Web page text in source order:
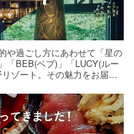
や過ごし方にあわせて「星の
「BEB(ベブ)」「LUCY(ルー
ゾート。その魅力をお届け